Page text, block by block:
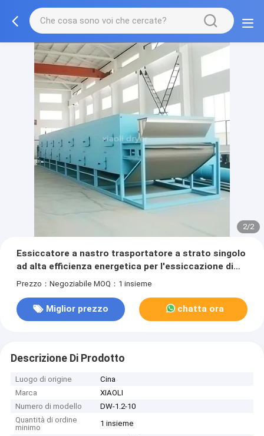
2/2
Essiccatore a nastro trasportatore a strato singolo
ad alta efficienza energetica per l'essiccazione di
fette di erbe
Prezzo：Negoziabile MOQ：1 insieme
Miglior prezzo chatta ora
Descrizione Di Prodotto
Luogo di origine
Cina
Marca
XIAOLI
Numero di modello
DW-1.2-10
Quantità di ordine
minimo
1 insieme